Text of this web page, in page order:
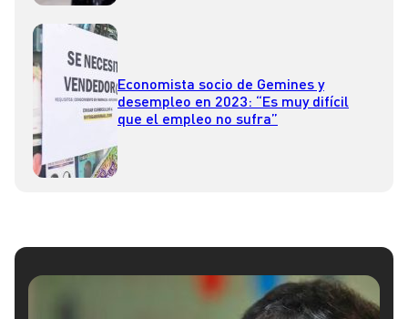
Economista socio de Gemines y
desempleo en 2023: “Es muy difícil
que el empleo no sufra”